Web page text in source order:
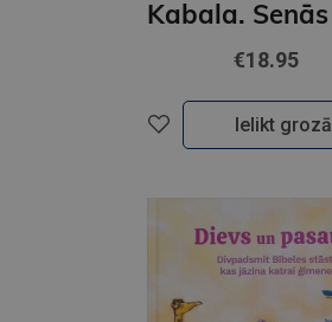
€18.95
Ielikt grozā